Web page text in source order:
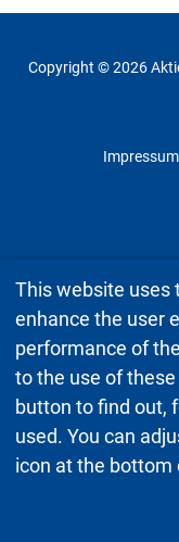
Copyright © 2026
Impressum
This website uses
enhance the user
performance of
to the use of
button to find out,
used. You can
icon at the bottom